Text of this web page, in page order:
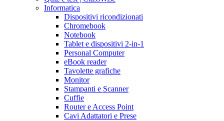
Informatica
Dispositivi ricondizionati
Chromebook
Notebook
Tablet e dispositivi 2-in-1
Personal Computer
eBook reader
Tavolette grafiche
Monitor
Stampanti e Scanner
Cuffie
Router e Access Point
Cavi Adattatori e Prese